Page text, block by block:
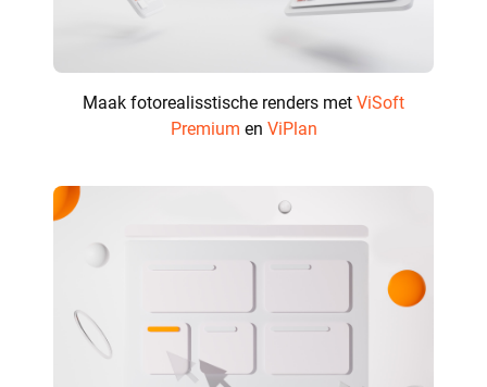
Maak fotorealisstische renders met ViSoft
Premium en ViPlan